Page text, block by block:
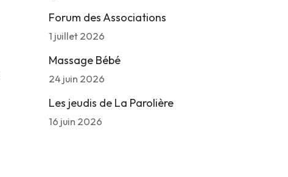
Forum des Associations
1 juillet 2026
Massage Bébé
24 juin 2026
Les jeudis de La Parolière
16 juin 2026